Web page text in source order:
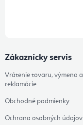
Zákaznícky servis
Vrátenie tovaru, výmena a
reklamácie
Obchodné podmienky
Ochrana osobných údajov